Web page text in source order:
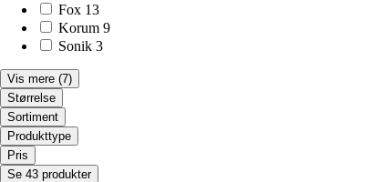
Fox 13
Korum 9
Sonik 3
Vis mere (7)
Størrelse
Sortiment
Produkttype
Pris
Se 43 produkter